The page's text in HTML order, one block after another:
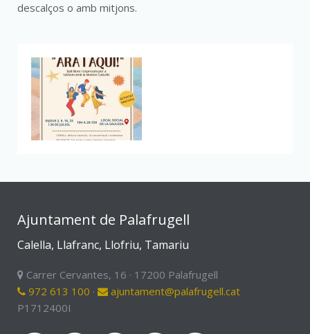
descalços o amb mitjons.
Ajuntament de Palafrugell
Calella, Llafranc, Llofriu, Tamariu
Carrer Cervantes, 16 · 17200 Palafrugell
972 613 100 ·
ajuntament@palafrugell.cat
P1712400I